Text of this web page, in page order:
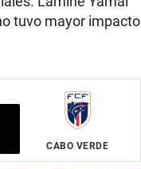
tuvo mayor impacto
CABO VERDE